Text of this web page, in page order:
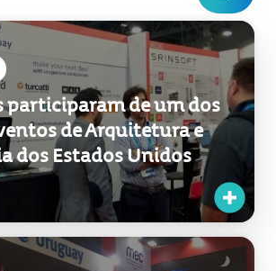
participaram de um dos
de Arquitetura e
dos Estados Unidos